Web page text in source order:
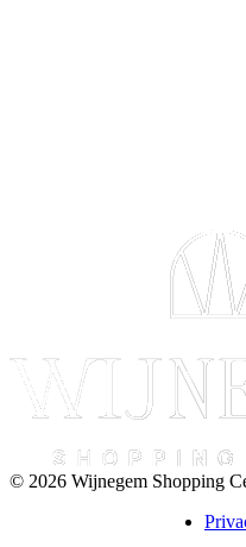
© 2026 Wijnegem Shopping